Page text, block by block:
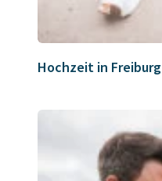
Hochzeit in Freiburg